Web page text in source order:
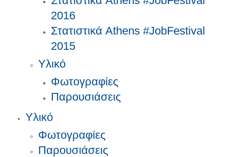
2016
Στατιστικά Athens #JobFestival
2015
Υλικό
Φωτογραφίες
Παρουσιάσεις
Υλικό
Φωτογραφίες
Παρουσιάσεις